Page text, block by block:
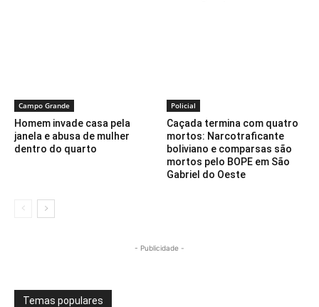
Campo Grande
Homem invade casa pela
janela e abusa de mulher
dentro do quarto
Policial
Caçada termina com quatro
mortos: Narcotraficante
boliviano e comparsas são
mortos pelo BOPE em São
Gabriel do Oeste
- Publicidade -
Temas populares